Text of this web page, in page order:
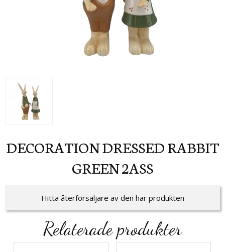
DECORATION DRESSED RABBIT
GREEN 2ASS
Hitta återförsäljare av den här produkten
Relaterade produkter